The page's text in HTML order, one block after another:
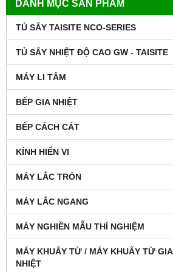
DANH MỤC SẢN PHẨM
TỦ SẤY TAISITE NCO-SERIES
TỦ SẤY NHIỆT ĐỘ CAO GW - TAISITE
MÁY LI TÂM
BẾP GIA NHIỆT
BẾP CÁCH CÁT
KÍNH HIỂN VI
MÁY LẮC TRÒN
MÁY LẮC NGANG
MÁY NGHIỀN MẪU THÍ NGHIỆM
MÁY KHUẤY TỪ / MÁY KHUẤY TỪ GIA
NHIỆT